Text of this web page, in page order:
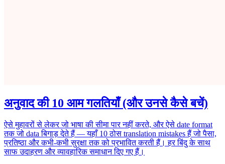
अनुवाद की 10 आम गलतियाँ (और उनसे कैसे बचें)
ऐसे मुहावरों से लेकर जो भाषा की सीमा पार नहीं करते, और ऐसे date format
तक जो data बिगाड़ देते हैं — यहाँ 10 ठोस translation mistakes हैं जो पैसा,
प्रतिष्ठा और कभी-कभी सुरक्षा तक को प्रभावित करती हैं। हर बिंदु के साथ
साफ उदाहरण और व्यावहारिक समाधान दिए गए हैं।